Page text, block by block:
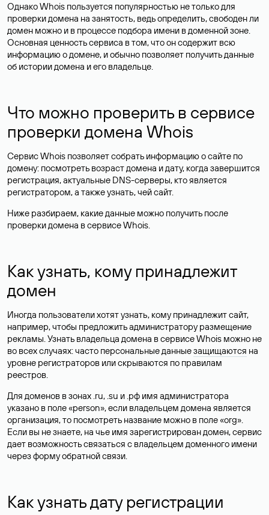
Однако Whois пользуется популярностью не только для
проверки домена на занятость, ведь определить, свободен ли
домен можно и в процессе подбора имени в доменной зоне.
Основная ценность сервиса в том, что он содержит всю
информацию о домене, и обычно позволяет получить данные
об истории домена и его владельце.
Что можно проверить в сервисе
проверки домена Whois
Сервис Whois позволяет собрать информацию о сайте по
домену: посмотреть возраст домена и дату, когда завершится
регистрация, актуальные DNS-серверы, кто является
регистратором, а также узнать, чей сайт.
Ниже разбираем, какие данные можно получить после
проверки домена в сервисе Whois.
Как узнать, кому принадлежит
домен
Иногда пользователи хотят узнать, кому принадлежит сайт,
например, чтобы предложить администратору размещение
рекламы. Узнать владельца домена в сервисе Whois можно не
во всех случаях: часто персональные данныезащищаются на
уровне регистраторов или скрываются по правилам
реестров.
Для доменов в зонах .ru, .su и .рф имя администратора
указано в поле «person», если владельцем домена является
организация, то посмотреть название можно в поле «org».
Если вы не знаете, на чье имя зарегистрирован домен, сервис
дает возможность связаться с владельцем доменного имени
через форму обратной связи.
Как узнать дату регистрации